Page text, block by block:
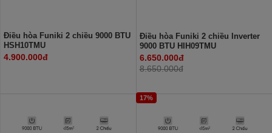
Điều hòa Funiki 2 chiều 9000 BTU
HSH10TMU
4.900.000đ
Điều hòa Funiki 2 chiều Inverter
9000 BTU HIH09TMU
6.650.000đ
8.650.000đ
17%